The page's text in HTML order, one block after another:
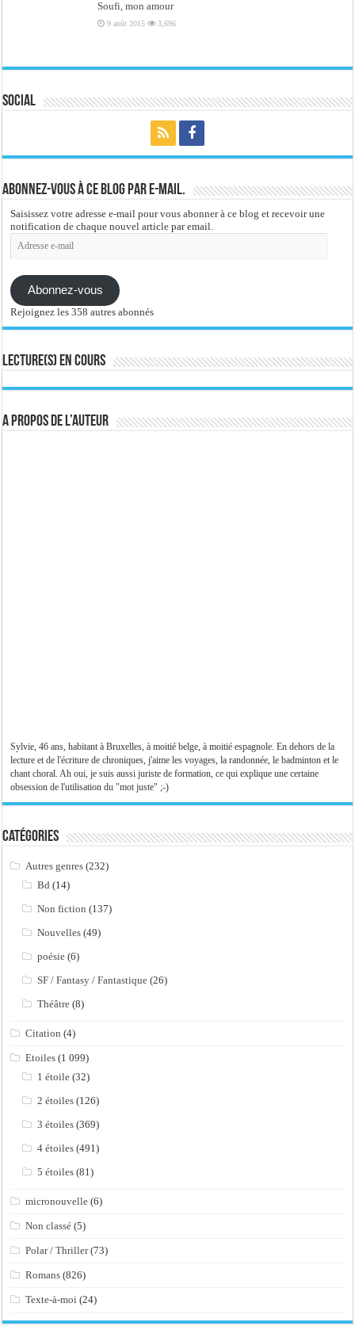
Soufi, mon amour
9 août 2015 3,696
Social
Abonnez-vous à ce blog par e-mail.
Saisissez votre adresse e-mail pour vous abonner à ce blog et recevoir une
notification de chaque nouvel article par email.
Adresse
e-
Abonnez-vous
Rejoignez les 358 autres abonnés
Lecture(s) en cours
A propos de l’auteur
Sylvie, 46 ans, habitant à Bruxelles, à moitié belge, à moitié espagnole. En dehors de la
lecture et de l'écriture de chroniques, j'aime les voyages, la randonnée, le badminton et le
chant choral. Ah oui, je suis aussi juriste de formation, ce qui explique une certaine
obsession de l'utilisation du "mot juste" ;-)
Catégories
Autres genres (232)
Bd (14)
Non fiction (137)
Nouvelles (49)
poésie (6)
SF / Fantasy / Fantastique (26)
Théâtre (8)
Citation (4)
Etoiles (1 099)
1 étoile (32)
2 étoiles (126)
3 étoiles (369)
4 étoiles (491)
5 étoiles (81)
micronouvelle (6)
Non classé (5)
Polar / Thriller(73)
Romans (826)
Texte-à-moi (24)